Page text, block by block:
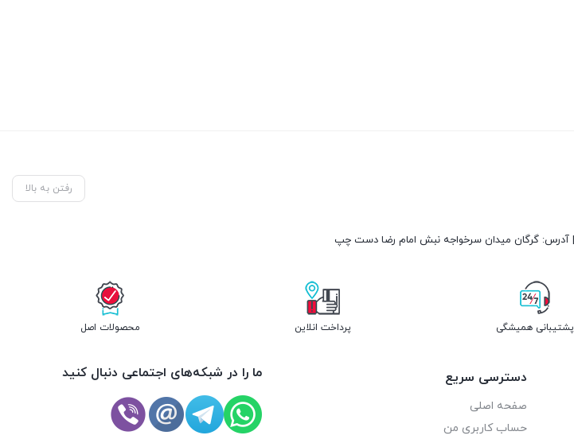
رفتن به بالا
پشتیبانی همیشگی پرداخت انلاین محصولات اصل
دسترسی سریع
صفحه اصلی
حساب کاربری من
ما را در شبکه‌های اجتماعی دنبال کنید